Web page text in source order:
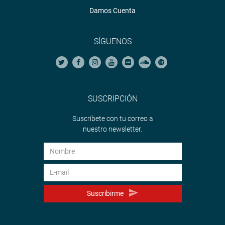
Damos Cuenta
SÍGUENOS
SUSCRIPCIÓN
Suscríbete con tu correo a
nuestro newsletter.
Suscribirme